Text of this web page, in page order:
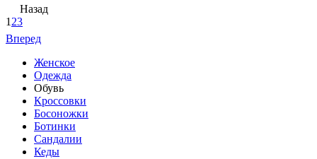
Назад
1 23
Вперед
Женское
Одежда
Обувь
Кроссовки
Босоножки
Ботинки
Сандалии
Кеды